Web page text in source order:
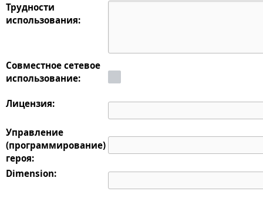
Трудности
использования:
Совместное сетевое
использование:
Лицензия:
Управление
(программирование)
героя:
Dimension: